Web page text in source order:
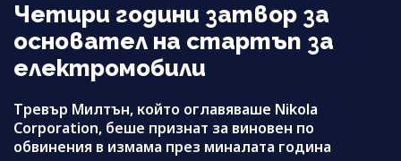
Четири години затвор за
основател на стартъп за
електромобили
Тревър Милтън, който оглавяваше Nikola
Corporation, беше признат за виновен по
обвинения в измама през миналата година